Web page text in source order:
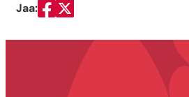
Jaa:
Jaa Facebookissa
Jaa Twitterissä